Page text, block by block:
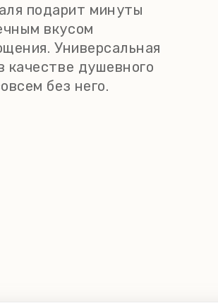
подарит минуты
вкусом
Универсальная
качестве душевного
без него.